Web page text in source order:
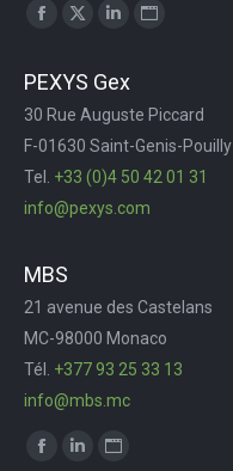
Trouvez nous sur :
Facebook
opens
in
new
window
X
opens
in
new
window
LinkedIn
opens
in
new
window
Site
opens
in
new
window
PEXYS Gex
30 Rue Auguste Piccard
F-01630 Saint-Genis-Pouilly
Tel. +33 (0)4 50 42 01 31
info@pexys.com
MBS
21 avenue des Castelans
MC-98000 Monaco
Tél. +377 93 25 33 13
info@mbs.mc
Trouvez nous sur :
Facebook
LinkedIn
Site